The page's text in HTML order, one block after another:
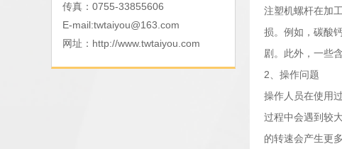
传真：0755-33855606
E-mail:twtaiyou@163.com
网址： http://www.twtaiyou.com
注塑机螺杆在加
损。例如，碳酸
剧。此外，一些
2、操作问题
操作人员在使用
过程中会遇到较
的转速会产生更